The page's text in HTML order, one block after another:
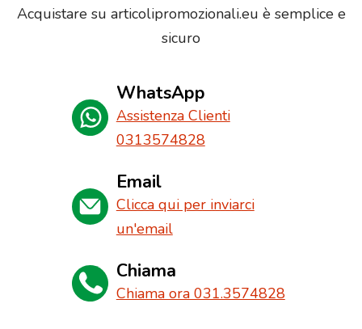
Acquistare su articolipromozionali.eu è semplice e
sicuro
WhatsApp
Assistenza Clienti
0313574828
Email
Clicca qui per inviarci
un'email
Chiama
Chiama ora 031.3574828